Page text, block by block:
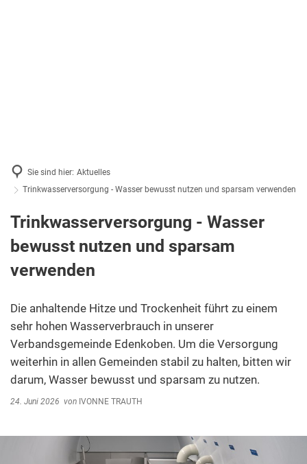
Sie sind hier: Aktuelles
Trinkwasserversorgung - Wasser bewusst nutzen und sparsam verwenden
Trinkwasserversorgung - Wasser
bewusst nutzen und sparsam
verwenden
Die anhaltende Hitze und Trockenheit führt zu einem
sehr hohen Wasserverbrauch in unserer
Verbandsgemeinde Edenkoben. Um die Versorgung
weiterhin in allen Gemeinden stabil zu halten, bitten wir
darum, Wasser bewusst und sparsam zu nutzen.
24. Juni 2026 von IVONNE TRAUTH